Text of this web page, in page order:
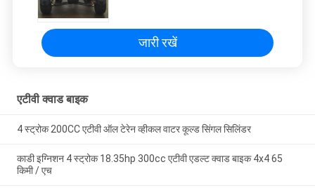
जारी रखें
एटीवी क्वाड बाइक
4 स्ट्रोक 200CC एटीवी ऑल टेरेन व्हीकल वाटर कूल्ड सिंगल सिलिंडर
काडी इग्निशन 4 स्ट्रोक 18.35hp 300cc एटीवी एडल्ट क्वाड बाइक 4x4 65
किमी / एच